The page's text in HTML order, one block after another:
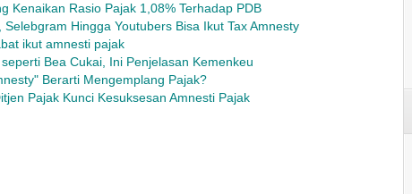
Kenaikan Rasio Pajak 1,08% Terhadap PDB
Selebgram Hingga Youtubers Bisa Ikut Tax Amnesty
ikut amnesti pajak
Bea Cukai, Ini Penjelasan Kemenkeu
Berarti Mengemplang Pajak?
Pajak Kunci Kesuksesan Amnesti Pajak